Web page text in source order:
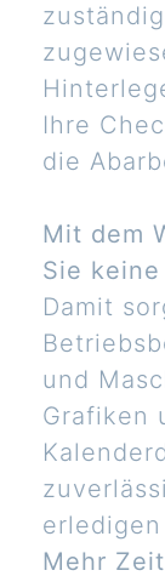
Ihre
die
Mit dem
Sie
Damit
und
Grafiken
Mehr